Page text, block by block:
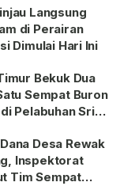
Langsung
di Perairan
Dimulai Hari Ini
Bekuk Dua
Sempat Buron
Pelabuhan Sri
Desa Rewak
Inspektorat
Tim Sempat